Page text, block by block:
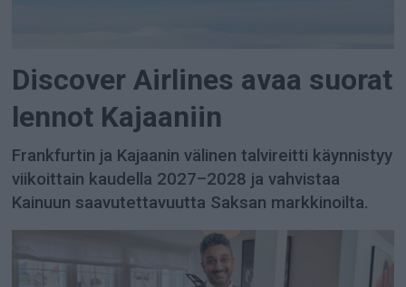
Discover Airlines avaa suorat
lennot Kajaaniin
Frankfurtin ja Kajaanin välinen talvireitti käynnistyy
viikoittain kaudella 2027–2028 ja vahvistaa
Kainuun saavutettavuutta Saksan markkinoilta.